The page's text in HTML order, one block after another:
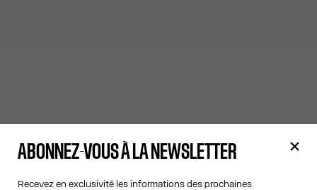
ABONNEZ-VOUS À LA NEWSLETTER
Recevez en exclusivité les informations des prochaines